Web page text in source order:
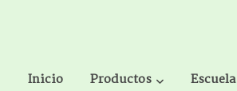
Inicio Productos Escuela